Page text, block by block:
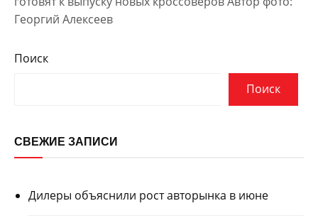
Георгий Алексеев
Поиск
Поиск
СВЕЖИЕ ЗАПИСИ
Дилеры объяснили рост авторынка в июне